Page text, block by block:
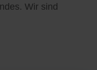
Wir sind